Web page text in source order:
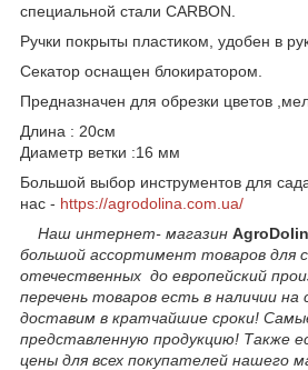
специальной стали CARBON.
Ручки покрыты пластиком, удобен в
Секатор оснащен блокиратором.
Предназначен для обрезки цветов
Длина : 20см
Диаметр ветки :16 мм
Большой выбор инструментов для
нас - https://agrodolina.com.ua/
Наш интернет- магазин
большой ассортимент товаров для
отечественных до европейский
перечень товаров есть в наличии на
доставим в кратчайшие сроки!
представленную продукцию! Также
цены для всех покупателей нашего